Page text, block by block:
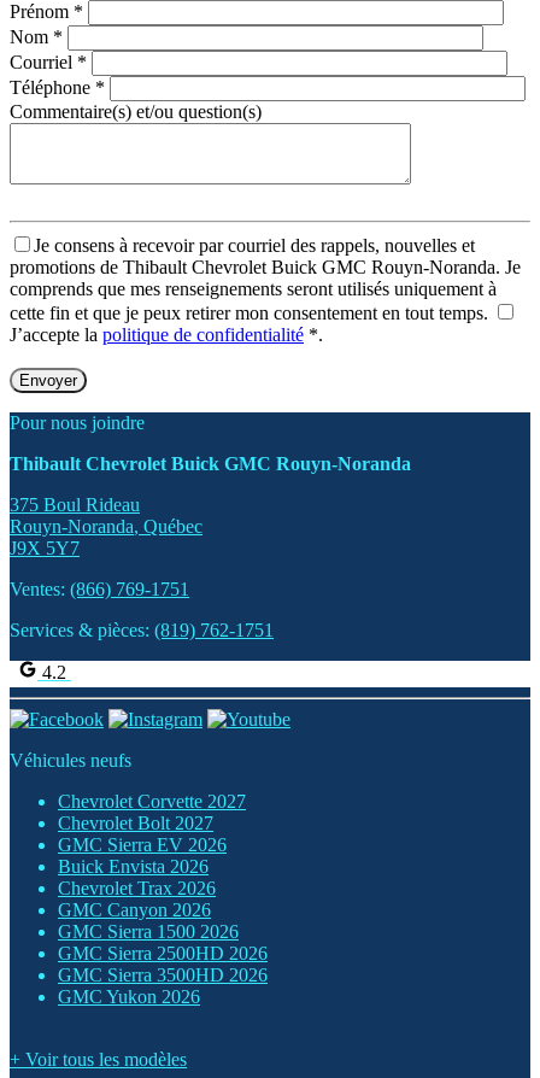
Prénom *
Nom *
Courriel *
Téléphone *
Commentaire(s) et/ou question(s)
Je consens à recevoir par courriel des rappels, nouvelles et
promotions de Thibault Chevrolet Buick GMC Rouyn-Noranda. Je
comprends que mes renseignements seront utilisés uniquement à
cette fin et que je peux retirer mon consentement en tout temps.
J’accepte la politique de confidentialité *.
Pour nous joindre
Thibault Chevrolet Buick GMC Rouyn-Noranda
375 Boul Rideau
Rouyn-Noranda, Québec
J9X 5Y7
Ventes: (866) 769-1751
Services & pièces: (819) 762-1751
4.2
Véhicules neufs
Chevrolet Corvette 2027
Chevrolet Bolt 2027
GMC Sierra EV 2026
Buick Envista 2026
Chevrolet Trax 2026
GMC Canyon 2026
GMC Sierra 1500 2026
GMC Sierra 2500HD 2026
GMC Sierra 3500HD 2026
GMC Yukon 2026
+ Voir tous les modèles